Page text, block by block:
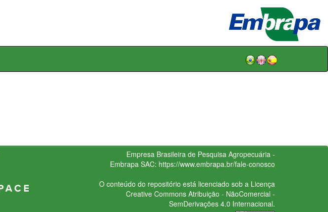
Empresa Brasileira de Pesquisa Agropecuária -
Embrapa SAC: https://www.embrapa.br/fale-conosco
O conteúdo do repositório está licenciado sob a Licença
Creative CommonsAtribuição - NãoComercial -
SemDerivações 4.0 Internacional.